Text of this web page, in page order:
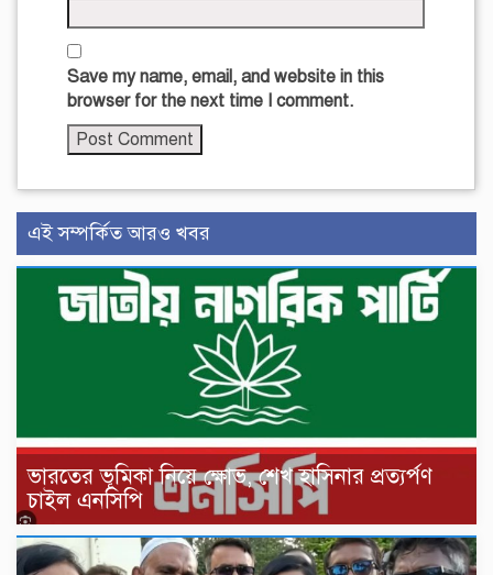
Save my name, email, and website in this
browser for the next time I comment.
এই সম্পর্কিত আরও খবর
ভারতের ভূমিকা নিয়ে ক্ষোভ, শেখ হাসিনার প্রত্যর্পণ
চাইল এনসিপি